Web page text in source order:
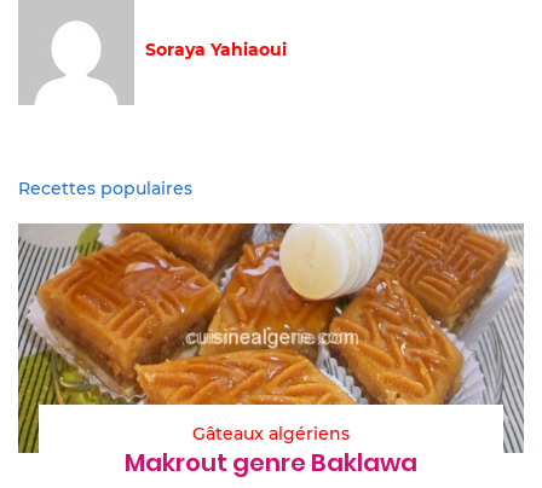
Soraya Yahiaoui
Recettes populaires
Gâteaux algériens
Makrout genre Baklawa